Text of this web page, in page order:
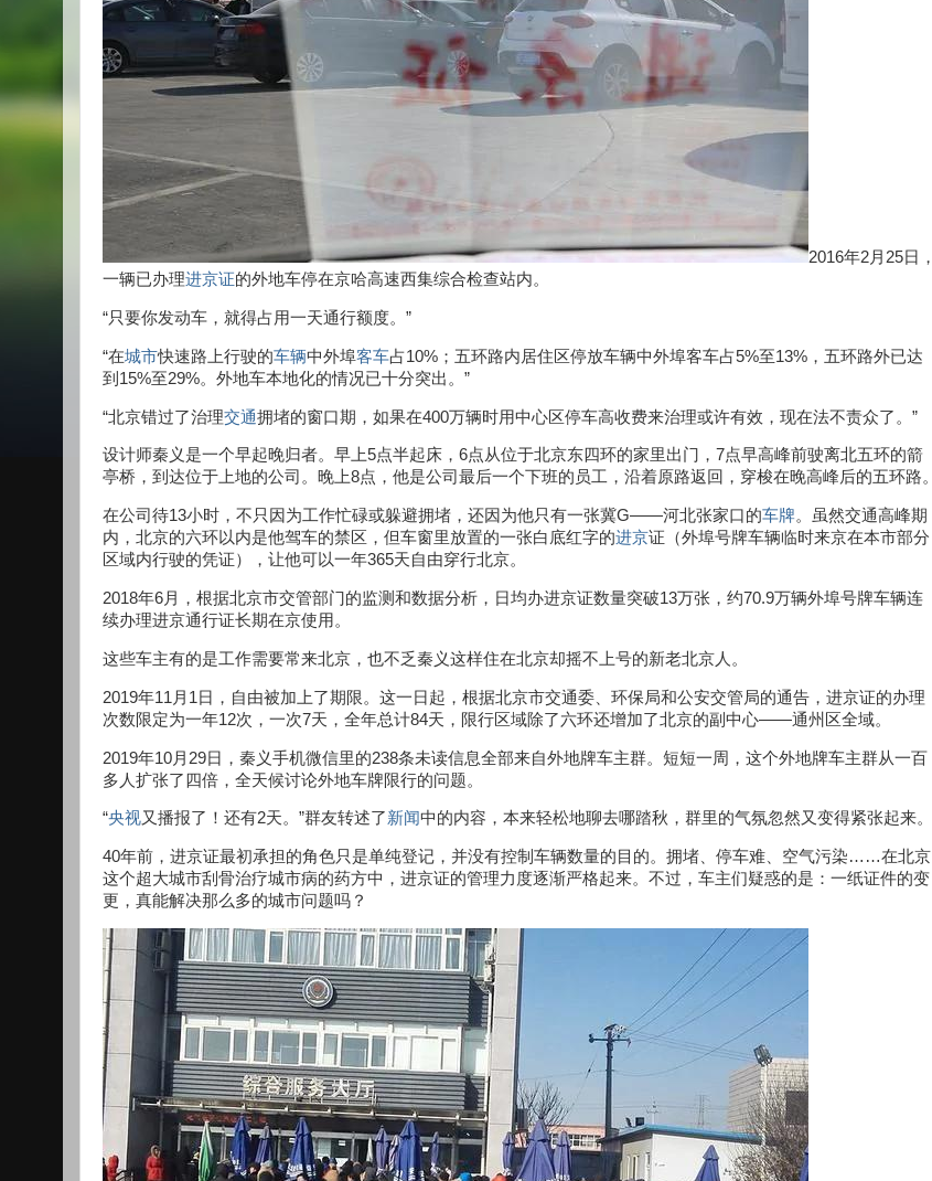
2016年2月25日，
一辆已办理进京证的外地车停在京哈高速西集综合检查站内。
“只要你发动车，就得占用一天通行额度。”
“在城市快速路上行驶的车辆中外埠客车占10%；五环路内居住区停放车辆中外埠客车占5%至13%，五环路外已达
到15%至29%。外地车本地化的情况已十分突出。”
“北京错过了治理交通拥堵的窗口期，如果在400万辆时用中心区停车高收费来治理或许有效，现在法不责众了。”
设计师秦义是一个早起晚归者。早上5点半起床，6点从位于北京东四环的家里出门，7点早高峰前驶离北五环的箭
亭桥，到达位于上地的公司。晚上8点，他是公司最后一个下班的员工，沿着原路返回，穿梭在晚高峰后的五环路。
在公司待13小时，不只因为工作忙碌或躲避拥堵，还因为他只有一张冀G——河北张家口的车牌。虽然交通高峰期
内，北京的六环以内是他驾车的禁区，但车窗里放置的一张白底红字的进京证（外埠号牌车辆临时来京在本市部分
区域内行驶的凭证），让他可以一年365天自由穿行北京。
2018年6月，根据北京市交管部门的监测和数据分析，日均办进京证数量突破13万张，约70.9万辆外埠号牌车辆连
续办理进京通行证长期在京使用。
这些车主有的是工作需要常来北京，也不乏秦义这样住在北京却摇不上号的新老北京人。
2019年11月1日，自由被加上了期限。这一日起，根据北京市交通委、环保局和公安交管局的通告，进京证的办理
次数限定为一年12次，一次7天，全年总计84天，限行区域除了六环还增加了北京的副中心——通州区全域。
2019年10月29日，秦义手机微信里的238条未读信息全部来自外地牌车主群。短短一周，这个外地牌车主群从一百
多人扩张了四倍，全天候讨论外地车牌限行的问题。
“央视又播报了！还有2天。”群友转述了新闻中的内容，本来轻松地聊去哪踏秋，群里的气氛忽然又变得紧张起来。
40年前，进京证最初承担的角色只是单纯登记，并没有控制车辆数量的目的。拥堵、停车难、空气污染……在北京
这个超大城市刮骨治疗城市病的药方中，进京证的管理力度逐渐严格起来。不过，车主们疑惑的是：一纸证件的变
更，真能解决那么多的城市问题吗？